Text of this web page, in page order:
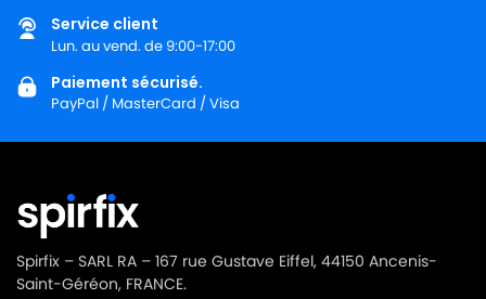
Service client
Lun. au vend. de 9:00-17:00
Paiement sécurisé.
PayPal / MasterCard / Visa
Spirfix – SARL RA – 167 rue Gustave Eiffel, 44150 Ancenis-
Saint-Géréon, FRANCE.